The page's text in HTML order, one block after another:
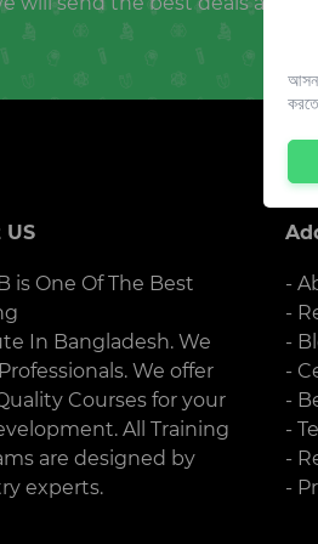
is One Of The Best
In Bangladesh. We
We offer
Courses for your
All Training
are designed by
experts.
-
-
-
-
-
-
-
-
আসন